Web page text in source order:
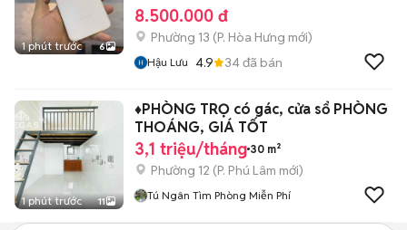
1 phút trước 6
8.500.000 đ
Phường 13 (P. Hòa Hưng mới)
Hậu Lưu 4.9 34đã bán
1 phút trước 11
♦️PHÒNG TRỌ có gác, cửa sổ PHÒNG
THOÁNG, GIÁ TỐT
3,1 triệu/tháng 30 m²
Phường 12 (P. Phú Lâm mới)
Tú Ngân Tìm Phòng Miễn Phí